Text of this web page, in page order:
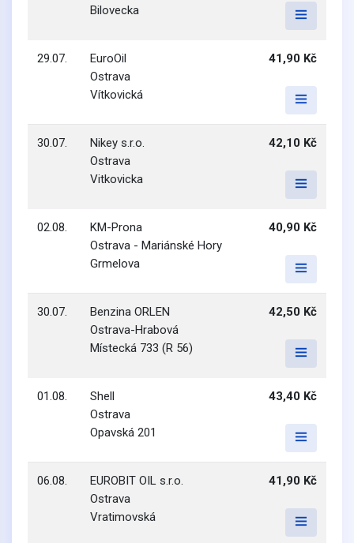
Bilovecka
29.07.
EuroOil
Ostrava
Vítkovická
41,90 Kč
30.07.
Nikey s.r.o.
Ostrava
Vitkovicka
42,10 Kč
02.08.
KM-Prona
Ostrava - Mariánské Hory
Grmelova
40,90 Kč
30.07.
Benzina ORLEN
Ostrava-Hrabová
Místecká 733 (R 56)
42,50 Kč
01.08.
Shell
Ostrava
Opavská 201
43,40 Kč
06.08.
EUROBIT OIL s.r.o.
Ostrava
Vratimovská
41,90 Kč